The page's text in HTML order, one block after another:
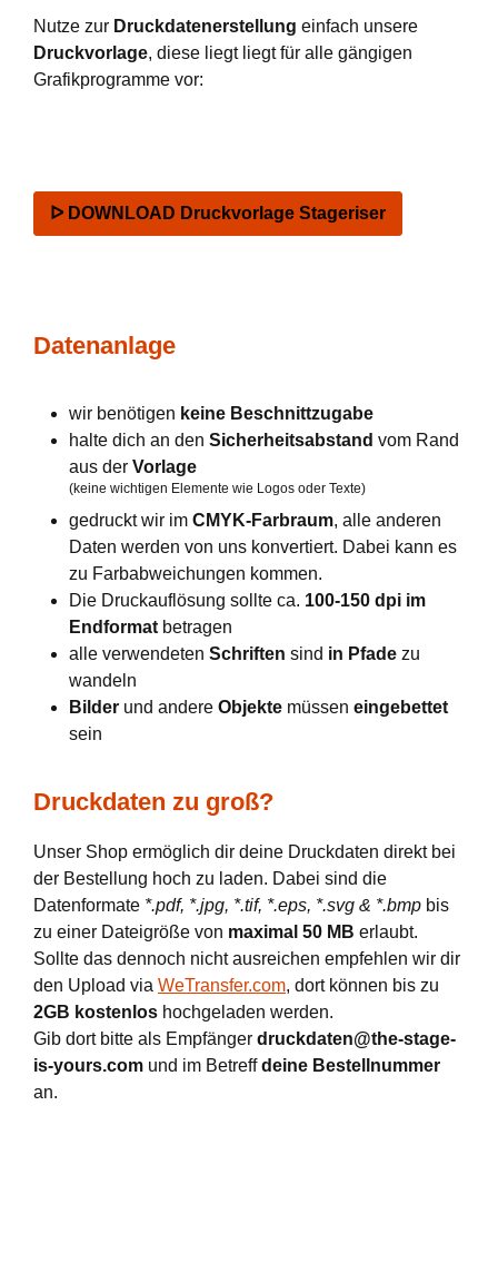
Nutze zur Druckdatenerstellung einfach unsere
Druckvorlage, diese liegt liegt für alle gängigen
Grafikprogramme vor:
ᐅ DOWNLOAD Druckvorlage Stageriser
Datenanlage
wir benötigen keine Beschnittzugabe
halte dich an den Sicherheitsabstand vom Rand
aus der Vorlage
(keine wichtigen Elemente wie Logos oder Texte)
gedruckt wir im CMYK-Farbraum, alle anderen
Daten werden von uns konvertiert. Dabei kann es
zu Farbabweichungen kommen.
Die Druckauflösung sollte ca. 100-150 dpi im
Endformat betragen
alle verwendeten Schriften sind in Pfade zu
wandeln
Bilder und andere Objekte müssen eingebettet
sein
Druckdaten zu groß?
Unser Shop ermöglich dir deine Druckdaten direkt bei
der Bestellung hoch zu laden. Dabei sind die
Datenformate *.pdf, *.jpg, *.tif, *.eps, *.svg & *.bmp bis
zu einer Dateigröße von maximal 50 MB erlaubt.
Sollte das dennoch nicht ausreichen empfehlen wir dir
den Upload via WeTransfer.com, dort können bis zu
2GB kostenlos hochgeladen werden.
Gib dort bitte als Empfänger druckdaten@the-stage-
is-yours.com und im Betreffdeine Bestellnummer
an.